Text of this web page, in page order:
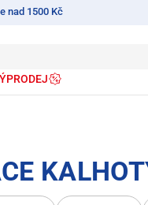
nad 1500 Kč